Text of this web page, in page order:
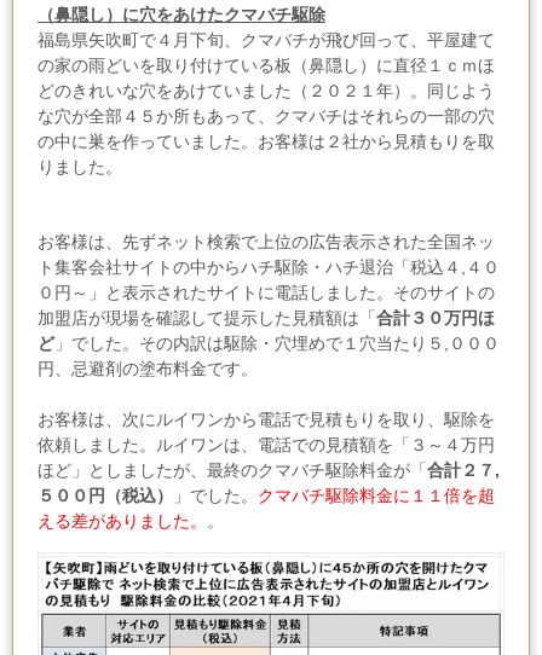
（鼻隠し）に穴をあけたクマバチ駆除
福島県矢吹町で４月下旬、クマバチが飛び回って、平屋建て
の家の雨どいを取り付けている板（鼻隠し）に直径１ｃｍほ
どのきれいな穴をあけていました（２０２１年）。同じよう
な穴が全部４５か所もあって、クマバチはそれらの一部の穴
の中に巣を作っていました。お客様は２社から見積もりを取
りました。
お客様は、先ずネット検索で上位の広告表示された全国ネッ
ト集客会社サイトの中からハチ駆除・ハチ退治「税込４,４０
０円～」と表示されたサイトに電話しました。そのサイトの
加盟店が現場を確認して提示した見積額は「 合計３０万円ほ
ど」でした。その内訳は駆除・穴埋めで １穴当たり５,０００
円、忌避剤の塗布料金です。
お客様は、次にルイワンから電話で見積もりを取り、駆除を
依頼しました。ルイワンは、電話での見積額を「３～４万円
ほど」としましたが、最終のクマバチ駆除料金が「 合計２７,
５００円（税込）
」でした。 クマバチ駆除料金に１１倍を超
える差がありました。
。